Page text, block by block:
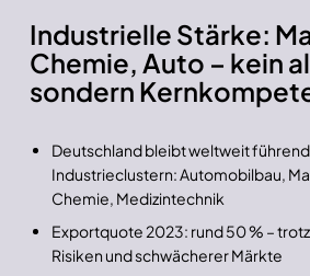
Industrielle Stärke:
Chemie, Auto – kein
sondern
Deutschland bleibt weltweit führend
Industrieclustern: Automobilbau,
Chemie, Medizintechnik
Exportquote 2023: rund 50 % –
Risiken und schwächerer Märkte